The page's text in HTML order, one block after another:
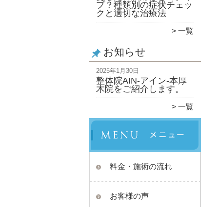
プ？種類別の症状チェッ
クと適切な治療法
一覧
お知らせ
2025年1月30日
整体院AIN-アイン-本厚
木院をご紹介します。
一覧
料金・施術の流れ
お客様の声